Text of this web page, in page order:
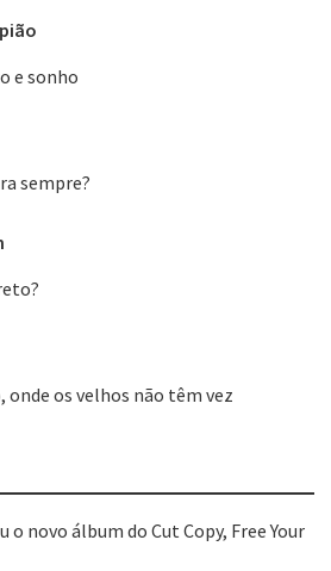
e sonho
sempre?
os velhos não têm vez
o novo álbum do Cut Copy, Free Your